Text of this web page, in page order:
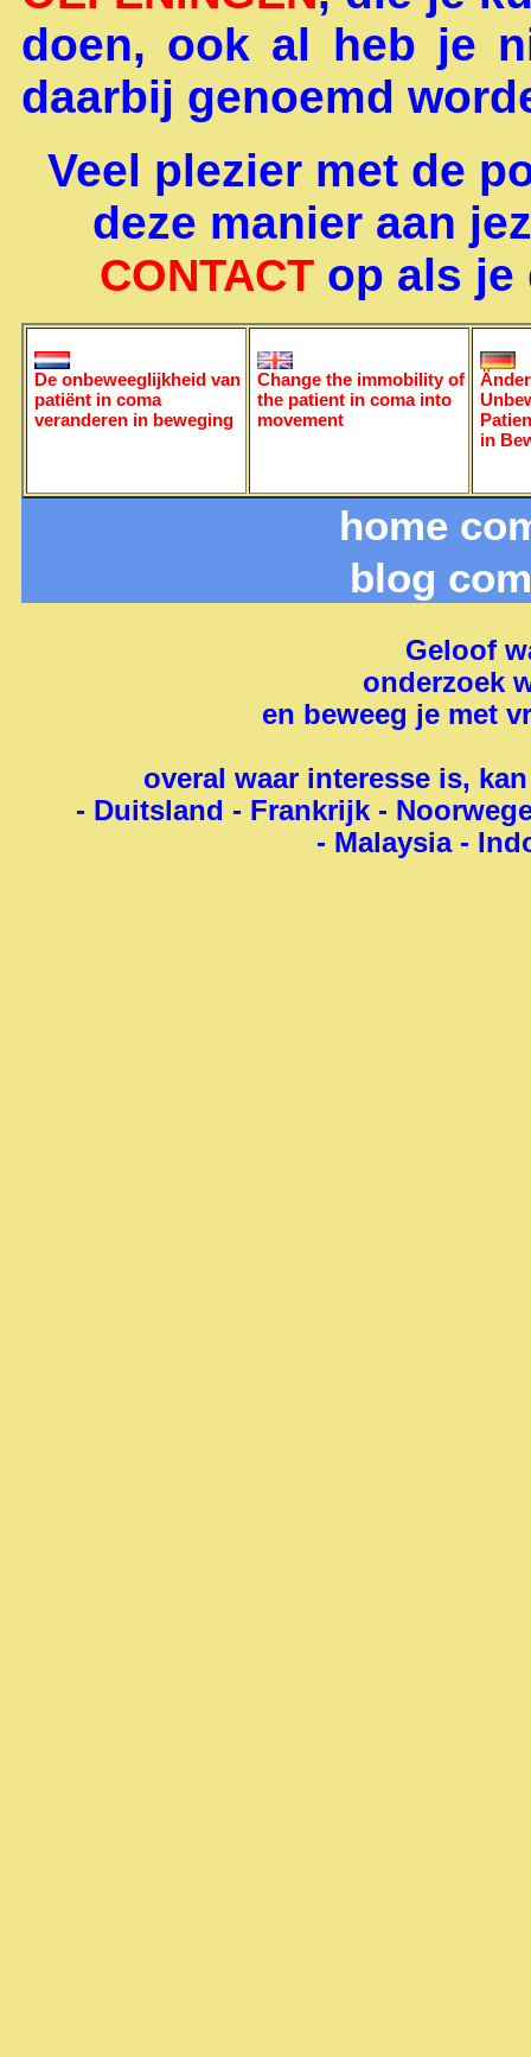
doen, ook al heb je
daarbij genoemd
Veel plezier met de
deze manier aan
CONTACT op als je
De onbeweeglijkheid van
patiënt in coma
veranderen in beweging
Change the immobility of
the patient in coma into
movement
in
home
blog
Geloof
onderzoek
en beweeg je met
overal waar interesse is,
- Duitsland - Frankrijk -
- Malaysia -